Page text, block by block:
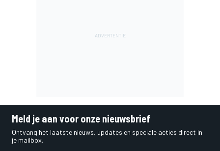
Meld je aan voor onze nieuwsbrief
Ontvang het laatste nieuws, updates en speciale acties direct in
je mailbox.